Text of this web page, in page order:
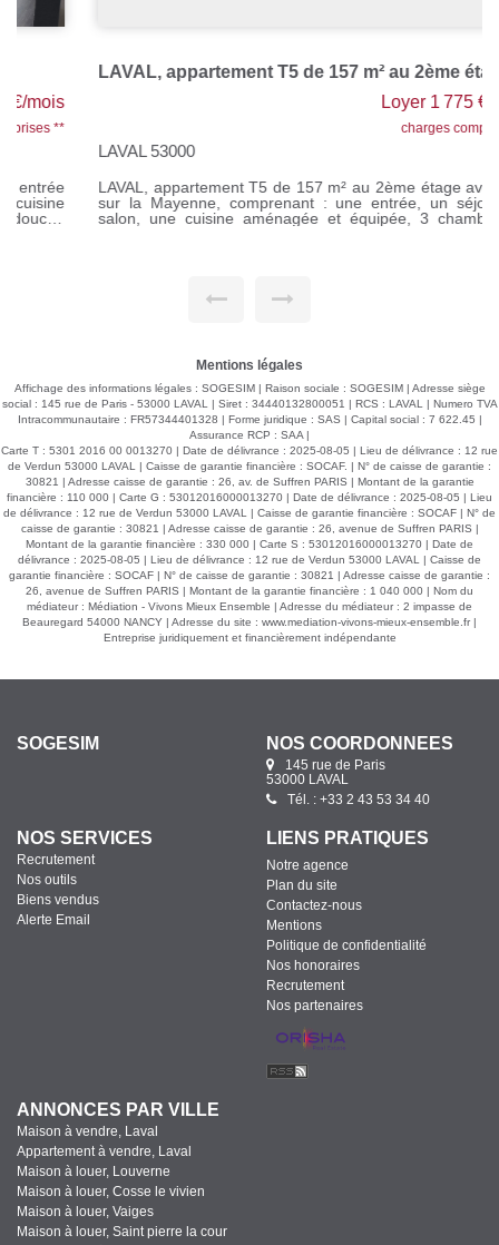
LAVAL, appartement T5 de 157 m² au 2ème étage
Loyer 1 775 €/mois
charges comprises **
LAVAL 53000
LAVAL, appartement T5 de 157 m² au 2ème étage avec vue
sur la Mayenne, comprenant : une entrée, un séjour, un
salon, une cuisine aménagée et équipée, 3 chambres, 1
cliquer sur l'onglet "Dossier de candidature" afin de nous
Mentions légales
Affichage des informations légales : SOGESIM | Raison sociale : SOGESIM | Adresse siège
social : 145 rue de Paris - 53000 LAVAL | Siret : 34440132800051 | RCS : LAVAL | Numero TVA
Intracommunautaire : FR57344401328 | Forme juridique : SAS | Capital social : 7 622.45 |
Assurance RCP : SAA |
Carte T : 5301 2016 00 0013270 | Date de délivrance : 2025-08-05 | Lieu de délivrance : 12 rue
de Verdun 53000 LAVAL | Caisse de garantie financière : SOCAF. | N° de caisse de garantie :
30821 | Adresse caisse de garantie : 26, av. de Suffren PARIS | Montant de la garantie
financière : 110 000 | Carte G : 53012016000013270 | Date de délivrance : 2025-08-05 | Lieu
de délivrance : 12 rue de Verdun 53000 LAVAL | Caisse de garantie financière : SOCAF | N° de
caisse de garantie : 30821 | Adresse caisse de garantie : 26, avenue de Suffren PARIS |
Montant de la garantie financière : 330 000 | Carte S : 53012016000013270 | Date de
délivrance : 2025-08-05 | Lieu de délivrance : 12 rue de Verdun 53000 LAVAL | Caisse de
garantie financière : SOCAF | N° de caisse de garantie : 30821 | Adresse caisse de garantie :
26, avenue de Suffren PARIS | Montant de la garantie financière : 1 040 000 | Nom du
médiateur : Médiation - Vivons Mieux Ensemble | Adresse du médiateur : 2 impasse de
Beauregard 54000 NANCY | Adresse du site : www.mediation-vivons-mieux-ensemble.fr|
Entreprise juridiquement et financièrement indépendante
SOGESIM NOS COORDONNÉES
145 rue de Paris
53000 LAVAL
Tél. : +33 2 43 53 34 40
NOS SERVICES
Recrutement
Nos outils
Biens vendus
Alerte Email
LIENS PRATIQUES
Notre agence
Plan du site
Contactez-nous
Mentions
Politique de confidentialité
Nos honoraires
Recrutement
Nos partenaires
ANNONCES PAR VILLE
Maison à vendre, Laval
Appartement à vendre, Laval
Maison à louer, Louverne
Maison à louer, Cosse le vivien
Maison à louer, Vaiges
Maison à louer, Saint pierre la cour